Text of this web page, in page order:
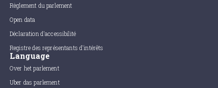
Règlement du parlement
Open data
Déclaration d'accessibilité
Registre des représentants d'intérêts
Language
Over het parlement
Uber das parlement